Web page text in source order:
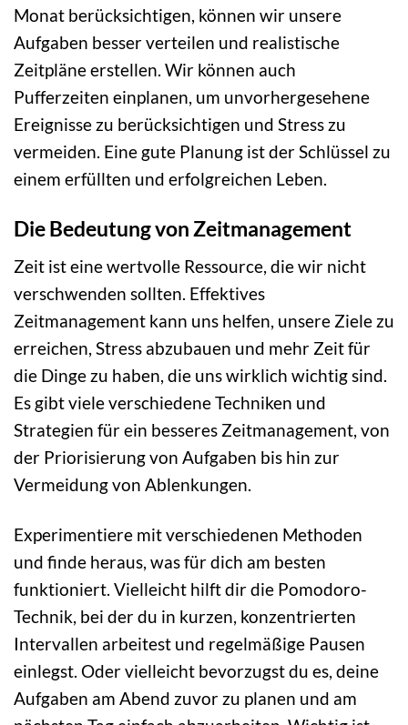
Monat berücksichtigen, können wir unsere
Aufgaben besser verteilen und realistische
Zeitpläne erstellen. Wir können auch
Pufferzeiten einplanen, um unvorhergesehene
Ereignisse zu berücksichtigen und Stress zu
vermeiden. Eine gute Planung ist der Schlüssel zu
einem erfüllten und erfolgreichen Leben.
Die Bedeutung von Zeitmanagement
Zeit ist eine wertvolle Ressource, die wir nicht
verschwenden sollten. Effektives
Zeitmanagement kann uns helfen, unsere Ziele zu
erreichen, Stress abzubauen und mehr Zeit für
die Dinge zu haben, die uns wirklich wichtig sind.
Es gibt viele verschiedene Techniken und
Strategien für ein besseres Zeitmanagement, von
der Priorisierung von Aufgaben bis hin zur
Vermeidung von Ablenkungen.
Experimentiere mit verschiedenen Methoden
und finde heraus, was für dich am besten
funktioniert. Vielleicht hilft dir die Pomodoro-
Technik, bei der du in kurzen, konzentrierten
Intervallen arbeitest und regelmäßige Pausen
einlegst. Oder vielleicht bevorzugst du es, deine
Aufgaben am Abend zuvor zu planen und am